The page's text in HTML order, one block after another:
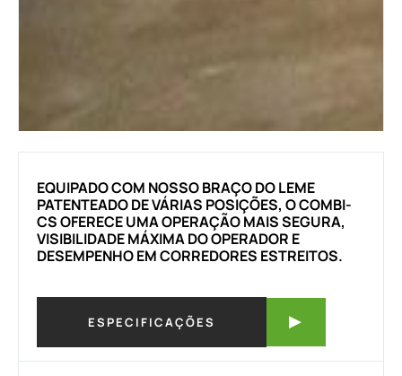
EQUIPADO COM NOSSO BRAÇO DO LEME
PATENTEADO DE VÁRIAS POSIÇÕES, O COMBI-
CS OFERECE UMA OPERAÇÃO MAIS SEGURA,
VISIBILIDADE MÁXIMA DO OPERADOR E
DESEMPENHO EM CORREDORES ESTREITOS.
ESPECIFICAÇÕES